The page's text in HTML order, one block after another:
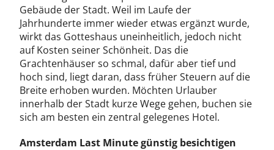
Gebäude der Stadt. Weil im Laufe der
Jahrhunderte immer wieder etwas ergänzt wurde,
wirkt das Gotteshaus uneinheitlich, jedoch nicht
auf Kosten seiner Schönheit. Das die
Grachtenhäuser so schmal, dafür aber tief und
hoch sind, liegt daran, dass früher Steuern auf die
Breite erhoben wurden. Möchten Urlauber
innerhalb der Stadt kurze Wege gehen, buchen sie
sich am besten ein zentral gelegenes Hotel.
Amsterdam Last Minute günstig besichtigen